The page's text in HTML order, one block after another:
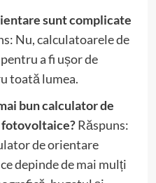
sunt complicate
Nu, calculatoarele de
a fi ușor de
toată lumea.
bun calculator de
Răspuns:
de orientare
depinde de mai mulți